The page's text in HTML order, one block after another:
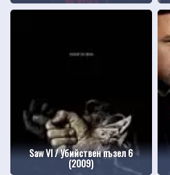
Saw VI / Убийствен пъзел 6
(2009)